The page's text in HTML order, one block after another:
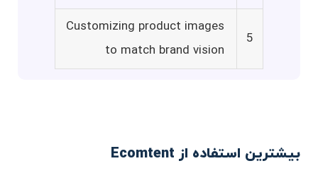
5
Customizing product images
to match brand vision
بیشترین استفاده از Ecomtent